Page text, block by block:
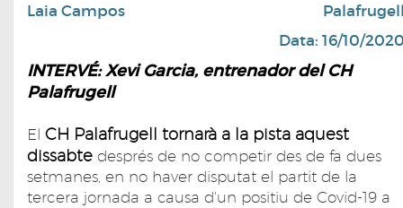
Laia Campos
Data: 16/10/
INTERVÉ: Xevi Garcia, entrenador del CH
Palafrugell
El CH Palafrugell tornarà a la pista aquest
dissabte després de no competir des de fa dues
setmanes, en no haver disputat el partit de la
tercera jornada a causa d'un positiu de Covid-19 a